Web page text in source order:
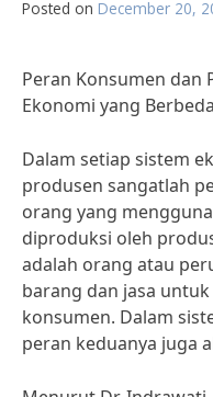
Posted on December 20,
Peran Konsumen dan
Ekonomi yang Berbeda
Dalam setiap sistem
produsen sangatlah
orang yang
diproduksi oleh
adalah orang atau
barang dan jasa
konsumen. Dalam
peran keduanya juga